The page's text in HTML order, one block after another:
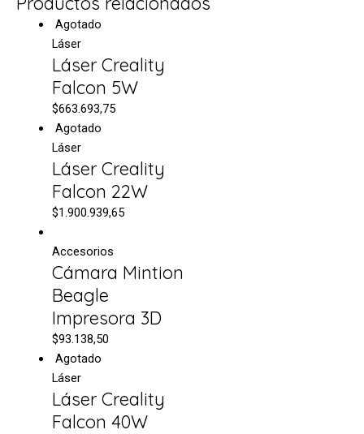
Agotado
Láser
Láser Creality
Falcon 5W
$663.693,75
Agotado
Láser
Láser Creality
Falcon 22W
$1.900.939,65
Accesorios
Cámara Mintion
Beagle
Impresora 3D
$93.138,50
Agotado
Láser
Láser Creality
Falcon 40W